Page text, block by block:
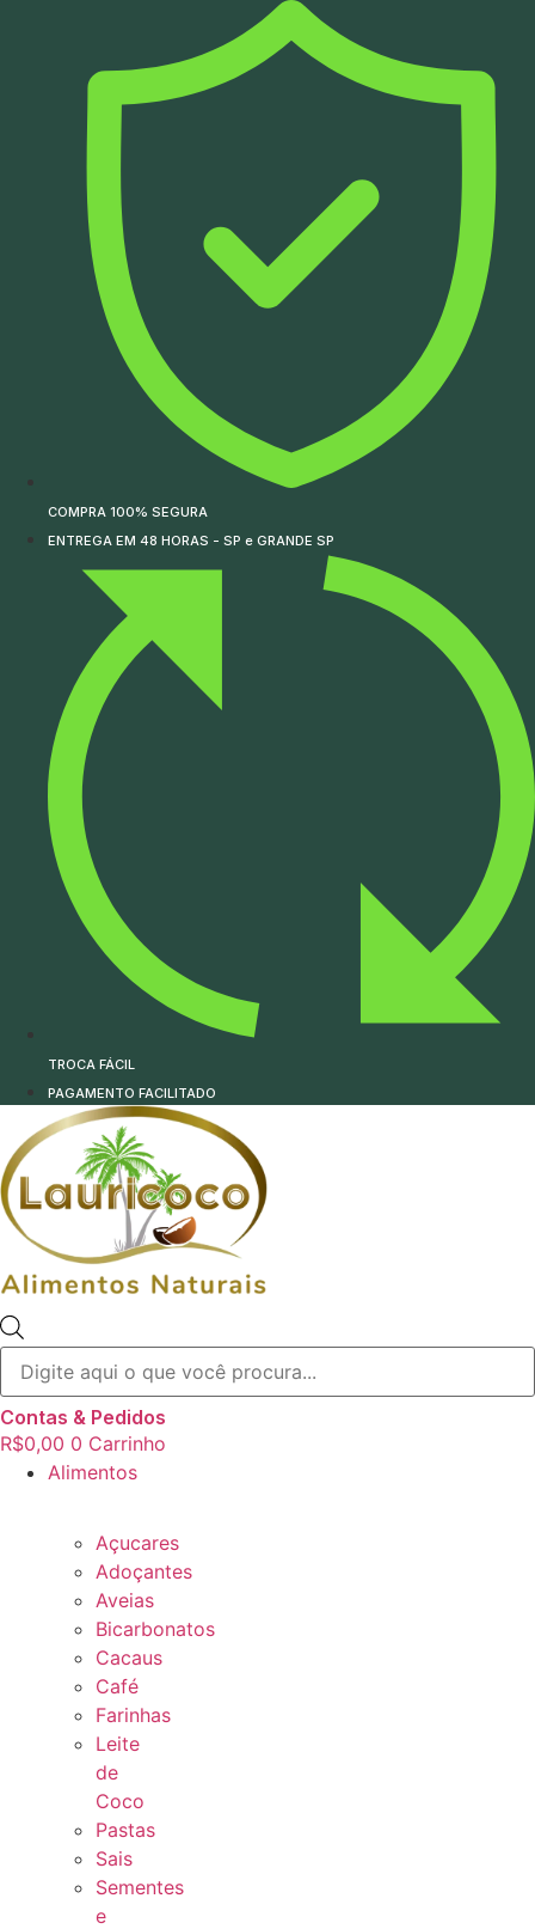
COMPRA 100% SEGURA
ENTREGA EM 48 HORAS - SP e GRANDE SP
TROCA FÁCIL
PAGAMENTO FACILITADO
produtos
Contas & Pedidos
R$0,00 0 Carrinho
Alimentos
Açucares
Adoçantes
Aveias
Bicarbonatos
Cacaus
Café
Farinhas
Leite
de
Coco
Pastas
Sais
Sementes
e